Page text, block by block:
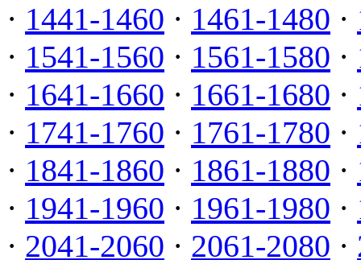
· 1441-1460 · 1461-1480 ·
· 1541-1560 · 1561-1580 ·
· 1641-1660 · 1661-1680 ·
· 1741-1760 · 1761-1780 ·
· 1841-1860 · 1861-1880 ·
· 1941-1960 · 1961-1980 ·
· 2041-2060 · 2061-2080 ·